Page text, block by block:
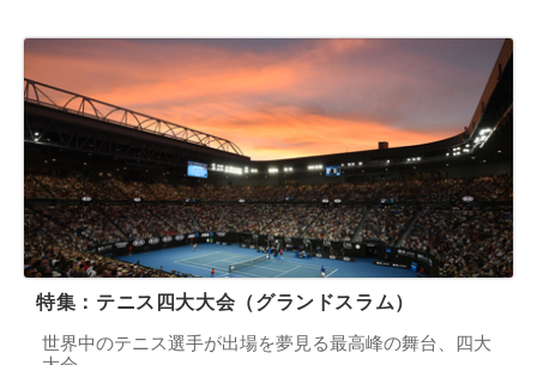
特集：テニス四大大会（グランドスラム）
世界中のテニス選手が出場を夢見る最高峰の舞台、四大